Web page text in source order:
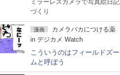
ミラーレスカメラで写真絵日記
づくり
漫画
カメラバカにつける薬
in デジカメ Watch
こういうのはフィールドズー
ムと呼ぼう